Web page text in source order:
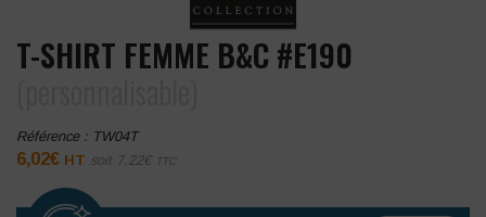
T-SHIRT FEMME B&C #E190
Référence : TW04T
6,02€ HT soit 7,22€ TTC